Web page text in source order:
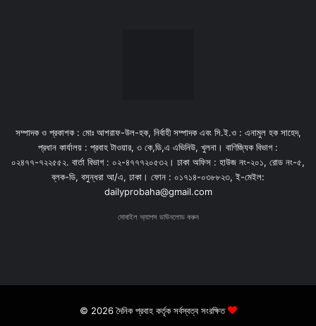
সম্পাদক ও প্রকাশক : মোঃ আশরাফ-উল-হক, নির্বাহী সম্পাদক এবং সি.ই.ও : এনামুল হক সাহেদ,
প্রধান কার্যালয় : প্রবাহ টাওয়ার, ৩ কে,ডি,এ এভিনিউ, খুলনা। বাণিজ্যিক বিভাগ :
০২৪৭৭-৭২২৫৫২. বার্তা বিভাগ : ০২-৪৭৭৭২০৫৩২। ঢাকা অফিস : হাউজ নং-২০১, রোড নং-৫,
ব্লক-ডি, বসুন্ধরা আ/এ, ঢাকা। ফোন : ০১৭১৪-০৩৮৮২৩, ই-মেইল:
dailyprobaha@gmail.com
মোবাইল অ্যাপস ডাউনলোড করুন
© 2026 দৈনিক প্রবাহ কর্তৃক সর্বস্বত্ব সংরক্ষিত